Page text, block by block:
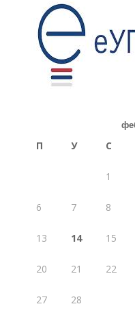
П У С
1
6 7 8
13 14 15
20 21 22
27
28